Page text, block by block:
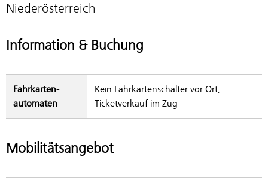
Niederösterreich
Information & Buchung
Fahrkarten­
automaten
Kein Fahrkartenschalter vor Ort,
Ticketverkauf im Zug
Mobilitätsangebot